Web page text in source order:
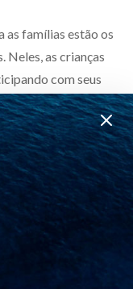
as famílias estão os
Neles, as crianças
com seus
MasterChef at Sea
, duas novas
elas o
World
geografia; e o
dedicado à arte.